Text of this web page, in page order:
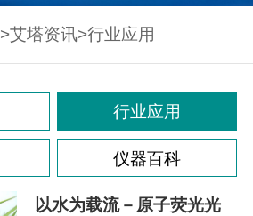
>艾塔资讯>行业应用
行业应用
仪器百科
以水为载流－原子荧光光